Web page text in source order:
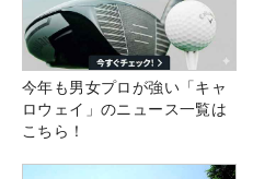
今年も男女プロが強い「キャ
ロウェイ」のニュース一覧は
こちら！